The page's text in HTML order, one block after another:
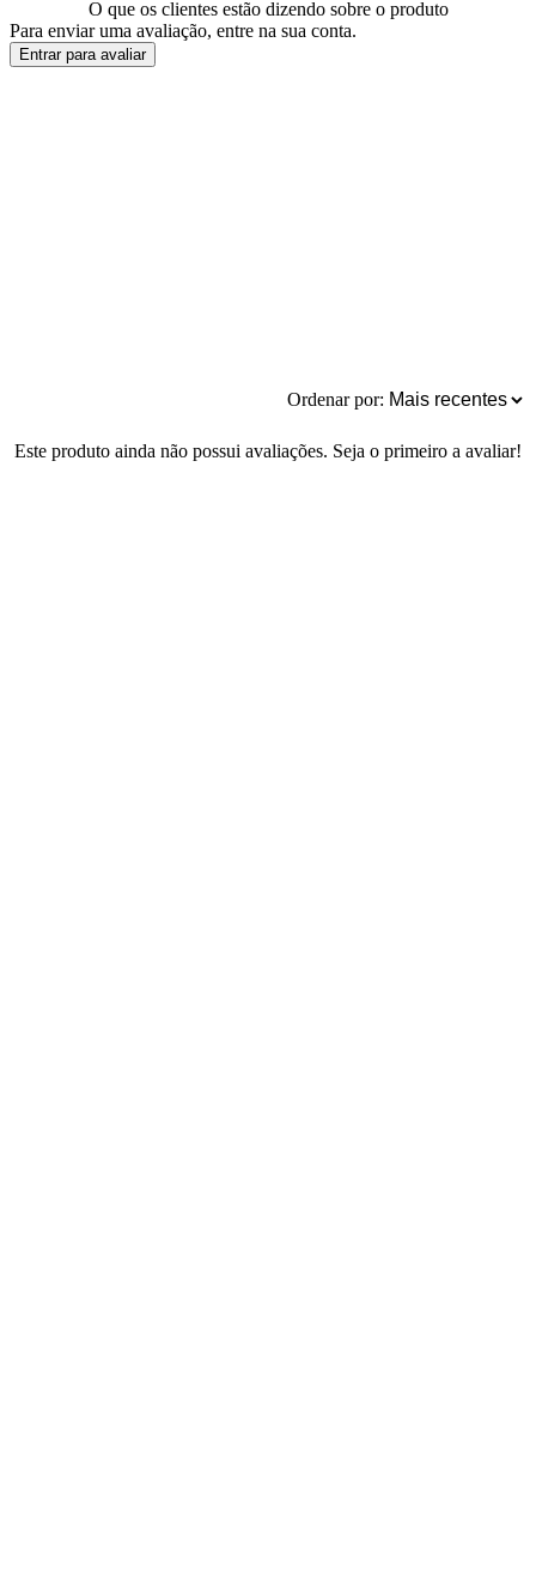
O que os clientes estão dizendo sobre o produto
Para enviar uma avaliação, entre na sua conta.
Entrar para avaliar
Ordenar por:
Este produto ainda não possui avaliações. Seja o primeiro a avaliar!